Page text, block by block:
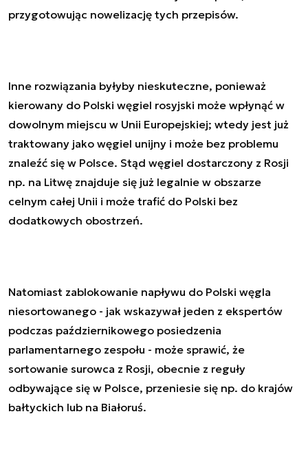
przygotowując nowelizację tych przepisów.
Inne rozwiązania byłyby nieskuteczne, ponieważ
kierowany do Polski węgiel rosyjski może wpłynąć w
dowolnym miejscu w Unii Europejskiej; wtedy jest już
traktowany jako węgiel unijny i może bez problemu
znaleźć się w Polsce. Stąd węgiel dostarczony z Rosji
np. na Litwę znajduje się już legalnie w obszarze
celnym całej Unii i może trafić do Polski bez
dodatkowych obostrzeń.
Natomiast zablokowanie napływu do Polski węgla
niesortowanego - jak wskazywał jeden z ekspertów
podczas październikowego posiedzenia
parlamentarnego zespołu - może sprawić, że
sortowanie surowca z Rosji, obecnie z reguły
odbywające się w Polsce, przeniesie się np. do krajów
bałtyckich lub na Białoruś.